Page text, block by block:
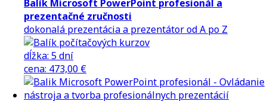
Balík Microsoft PowerPoint profesionál a
prezentačné zručnosti
dokonalá prezentácia a prezentátor od A po Z
dĺžka: 5 dní
cena: 473,00 €